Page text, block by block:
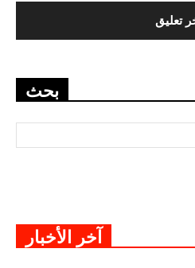
بحث
آخر الأخبار